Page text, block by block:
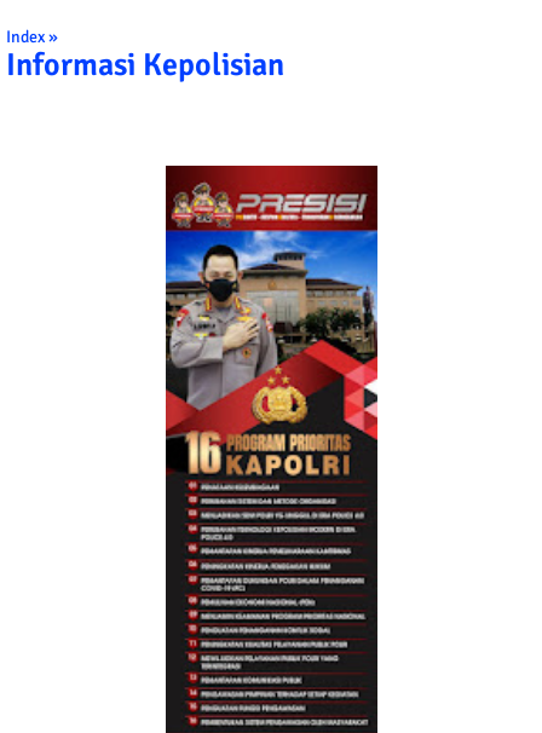
Index »
Informasi Kepolisian